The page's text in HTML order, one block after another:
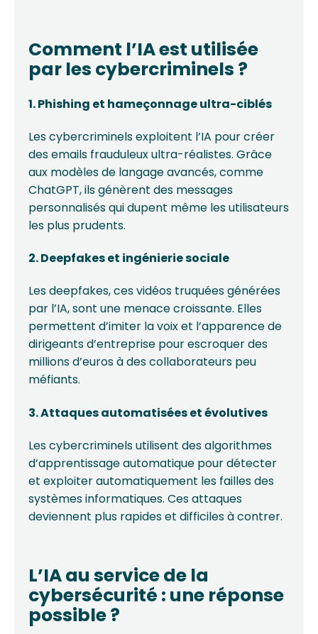
Comment l’IA est utilisée
par les cybercriminels ?
1. Phishing et hameçonnage ultra-ciblés
Les cybercriminels exploitent l’IA pour créer
des emails frauduleux ultra-réalistes. Grâce
aux modèles de langage avancés, comme
ChatGPT, ils génèrent des messages
personnalisés qui dupent même les utilisateurs
les plus prudents.
2. Deepfakes et ingénierie sociale
Les deepfakes, ces vidéos truquées générées
par l’IA, sont une menace croissante. Elles
permettent d’imiter la voix et l’apparence de
dirigeants d’entreprise pour escroquer des
millions d’euros à des collaborateurs peu
méfiants.
3. Attaques automatisées et évolutives
Les cybercriminels utilisent des algorithmes
d’apprentissage automatique pour détecter
et exploiter automatiquement les failles des
systèmes informatiques. Ces attaques
deviennent plus rapides et difficiles à contrer.
L’IA au service de la
cybersécurité : une réponse
possible ?